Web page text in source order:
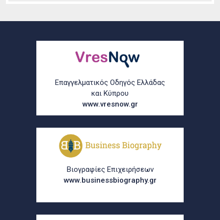
Επαγγελματικός Οδηγός Ελλάδας
και Κύπρου
www.vresnow.gr
Βιογραφίες Επιχειρήσεων
www.businessbiography.gr